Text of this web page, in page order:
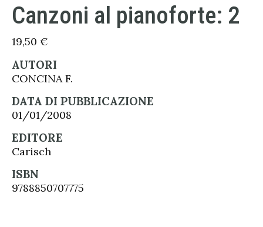
Canzoni al pianoforte: 2
19,50 €
AUTORI
CONCINA F.
DATA DI PUBBLICAZIONE
01/01/2008
EDITORE
Carisch
ISBN
9788850707775